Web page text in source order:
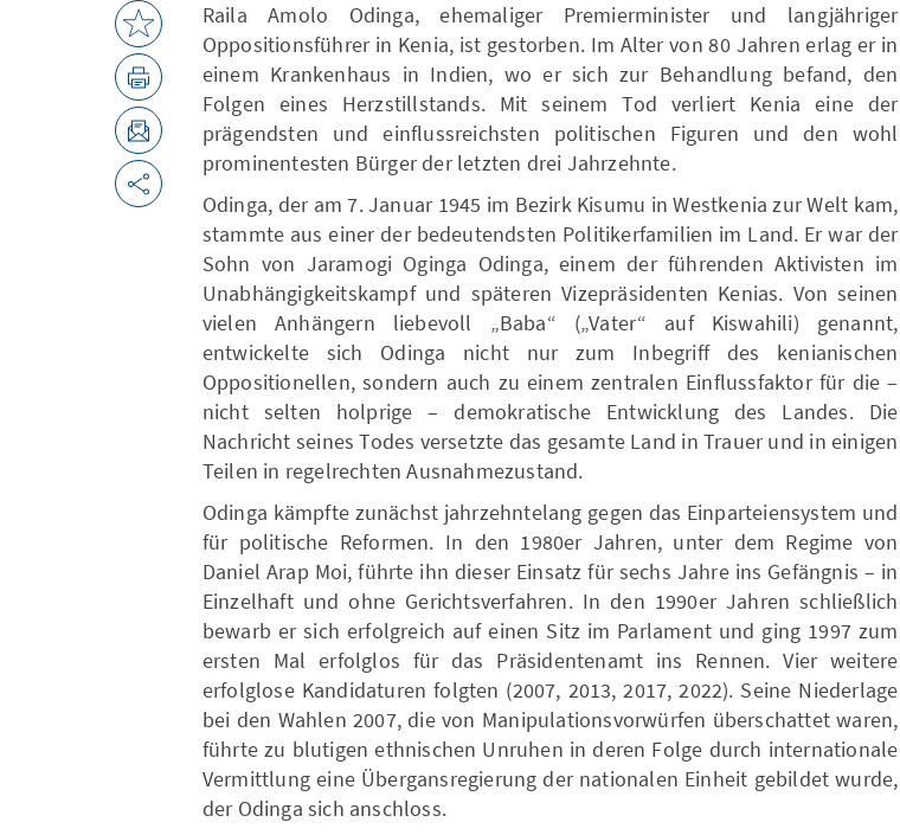
Raila Amolo Odinga, ehemaliger Premierminister und langjähriger
Oppositionsführer in Kenia, ist gestorben. Im Alter von 80 Jahren erlag er in
einem Krankenhaus in Indien, wo er sich zur Behandlung befand, den
Folgen eines Herzstillstands. Mit seinem Tod verliert Kenia eine der
prägendsten und einflussreichsten politischen Figuren und den wohl
prominentesten Bürger der letzten drei Jahrzehnte.
Odinga, der am 7. Januar 1945 im Bezirk Kisumu in Westkenia zur Welt kam,
stammte aus einer der bedeutendsten Politikerfamilien im Land. Er war der
Sohn von Jaramogi Oginga Odinga, einem der führenden Aktivisten im
Unabhängigkeitskampf und späteren Vizepräsidenten Kenias. Von seinen
vielen Anhängern liebevoll „Baba“ („Vater“ auf Kiswahili) genannt,
entwickelte sich Odinga nicht nur zum Inbegriff des kenianischen
Oppositionellen, sondern auch zu einem zentralen Einflussfaktor für die –
nicht selten holprige – demokratische Entwicklung des Landes. Die
Nachricht seines Todes versetzte das gesamte Land in Trauer und in einigen
Teilen in regelrechten Ausnahmezustand.
Odinga kämpfte zunächst jahrzehntelang gegen das Einparteiensystem und
für politische Reformen. In den 1980er Jahren, unter dem Regime von
Daniel Arap Moi, führte ihn dieser Einsatz für sechs Jahre ins Gefängnis – in
Einzelhaft und ohne Gerichtsverfahren. In den 1990er Jahren schließlich
bewarb er sich erfolgreich auf einen Sitz im Parlament und ging 1997 zum
ersten Mal erfolglos für das Präsidentenamt ins Rennen. Vier weitere
erfolglose Kandidaturen folgten (2007, 2013, 2017, 2022). Seine Niederlage
bei den Wahlen 2007, die von Manipulationsvorwürfen überschattet waren,
führte zu blutigen ethnischen Unruhen in deren Folge durch internationale
Vermittlung eine Übergansregierung der nationalen Einheit gebildet wurde,
der Odinga sich anschloss.